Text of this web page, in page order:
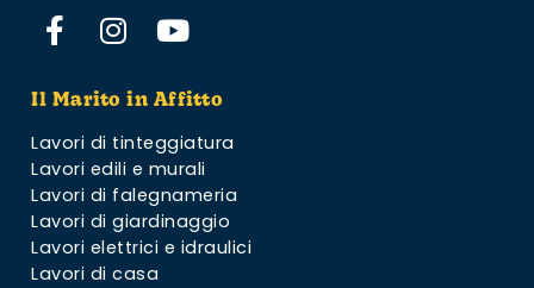
Il Marito in Affitto
Lavori di tinteggiatura
Lavori edili e murali
Lavori di falegnameria
Lavori di giardinaggio
Lavori elettrici e idraulici
Lavori di casa